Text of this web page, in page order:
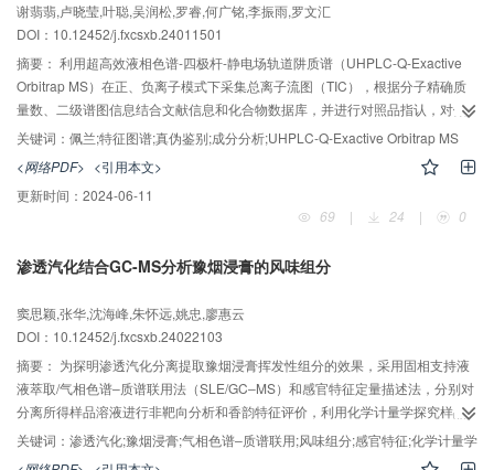
谢翡翡,卢晓莹,叶聪,吴润松,罗睿,何广铭,李振雨,罗文汇
DOI：10.12452/j.fxcsxb.24011501
摘要： 利用超高效液相色谱-四极杆-静电场轨道阱质谱（UHPLC-Q-Exactive
Orbitrap MS）在正、负离子模式下采集总离子流图（TIC），根据分子精确质
量数、二级谱图信息结合文献信息和化合物数据库，并进行对照品指认，对佩
兰中的化学成分进行鉴定。采用Waters HSS T3（250 mm×4.6 mm，5.0 μm）
色谱柱，以乙腈-0.1%磷酸为流动相进行梯度洗脱，将采集的数据整理并导入
“中药色谱指纹图谱相似度评价系统（2012版）”软件，建立23批佩兰的高效液
相色谱（HPLC）特征图谱，对比正品与常见混伪品的特征图谱差异，以共有峰
峰面积为变量采用聚类分析（HCA）进行验证。结果从佩兰中共鉴定34个化学
个；黄酮类2个；其他糖苷、酸、碱、酮或醛类9个，通过对照品比对确认其中8
品与佩兰对照特征图谱的相似度为0.452~0.746，HCA可明确对佩兰及其混伪
品进行分类。所建方法的专属性、精密度、重复性、稳定性良好，成分鉴定结
果可为完善佩兰药材质量控制标准提供参考，并能有效区分正品与混伪品。
关键词： 佩兰;特征图谱;真伪鉴别;成分分析;UHPLC-Q-Exactive Orbitrap MS
<网络PDF> <引用本文>
更新时间： 2024-06-11
69
| 24 | 0
渗透汽化结合GC-MS分析豫烟浸膏的风味组分
窦思颖,张华,沈海峰,朱怀远,姚忠,廖惠云
DOI：10.12452/j.fxcsxb.24022103
摘要： 为探明渗透汽化分离提取豫烟浸膏挥发性组分的效果，采用固相支持液
液萃取/气相色谱‒质谱联用法（SLE/GC‒MS）和感官特征定量描述法，分别对
分离所得样品溶液进行非靶向分析和香韵特征评价，利用化学计量学探究样品
组分差异，筛选关键差异组分并分析其与感官香韵特征的相关性。结果表明：
（1）相比于原液，优化条件下渗透汽化分离得到的样品溶液在果香、清香、甜
关键词： 渗透汽化;豫烟浸膏;气相色谱‒质谱联用;风味组分;感官特征;化学计量学